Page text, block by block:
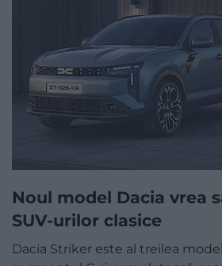
Noul model Dacia vrea
SUV-urilor clasice
Dacia Striker este al treilea